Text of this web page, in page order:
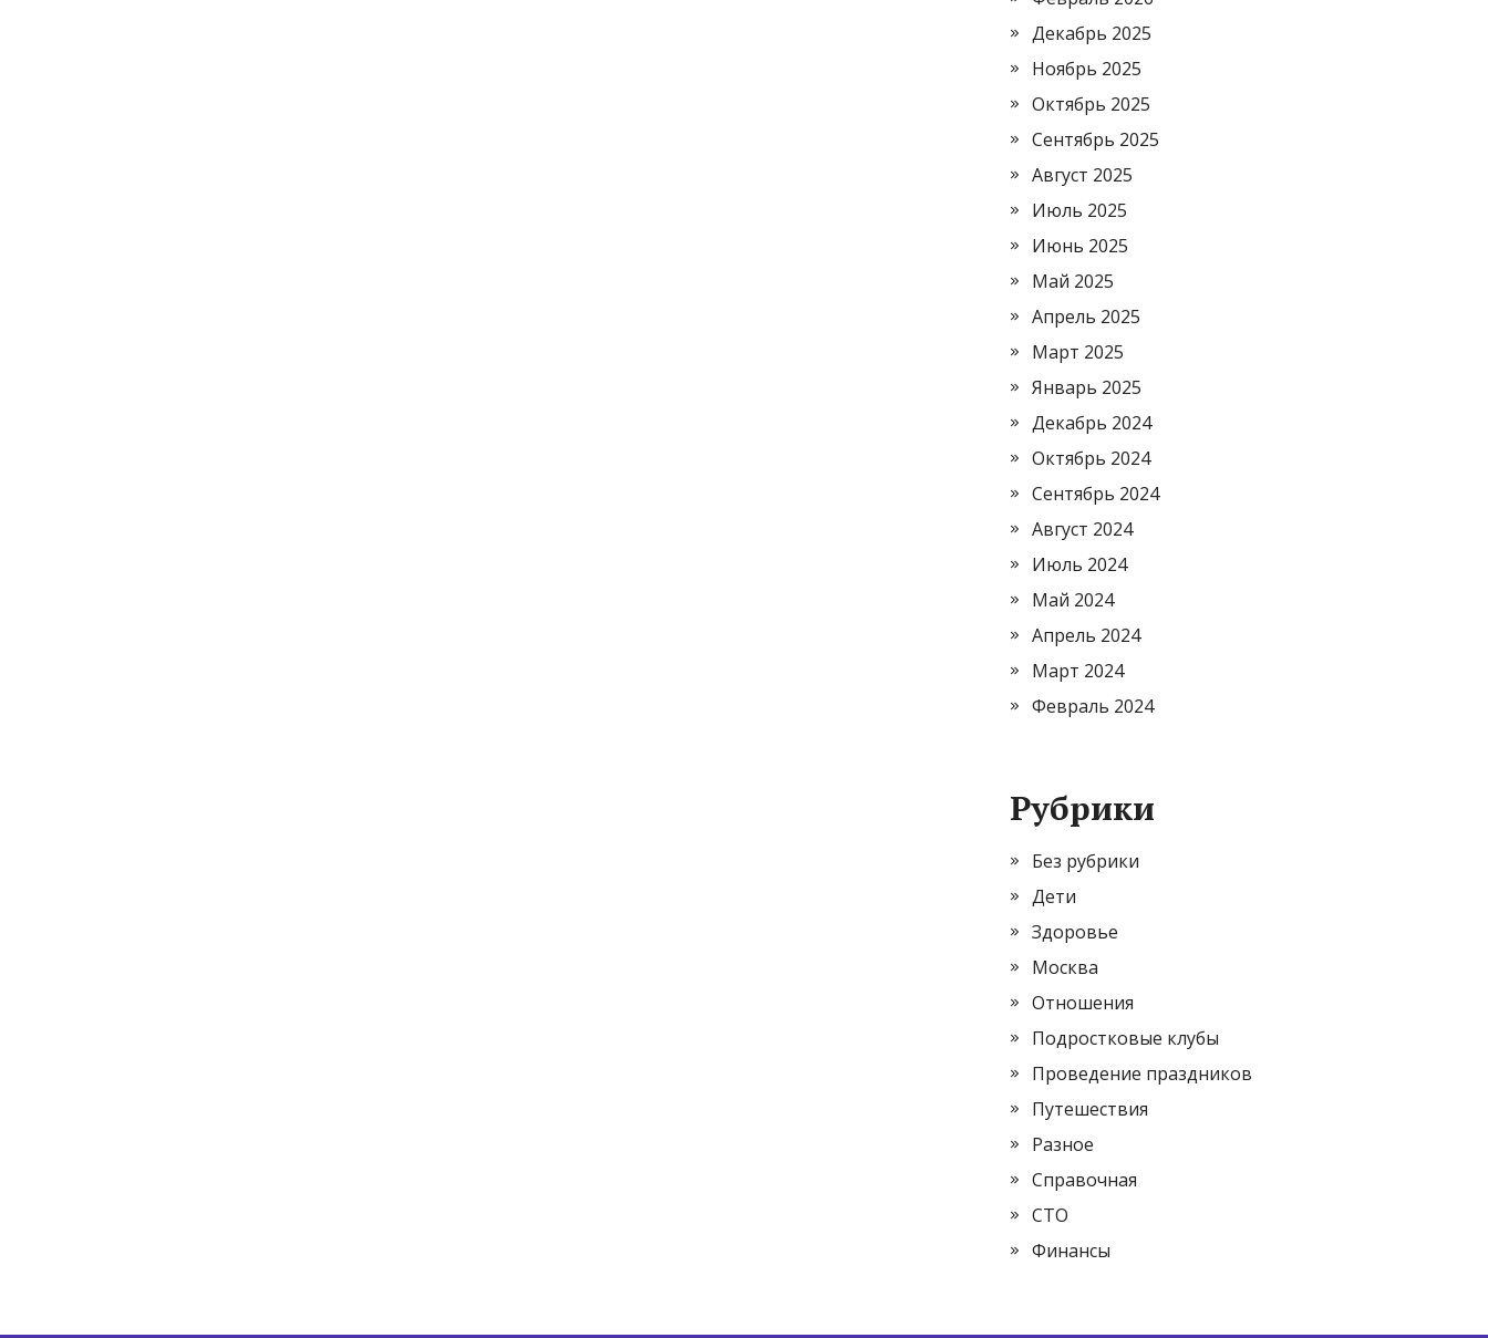
Декабрь 2025
Ноябрь 2025
Октябрь 2025
Сентябрь 2025
Август 2025
Июль 2025
Июнь 2025
Май 2025
Апрель 2025
Март 2025
Январь 2025
Декабрь 2024
Октябрь 2024
Сентябрь 2024
Август 2024
Июль 2024
Май 2024
Апрель 2024
Март 2024
Февраль 2024
Рубрики
Без рубрики
Дети
Здоровье
Москва
Отношения
Подростковые клубы
Проведение праздников
Путешествия
Разное
Справочная
СТО
Финансы